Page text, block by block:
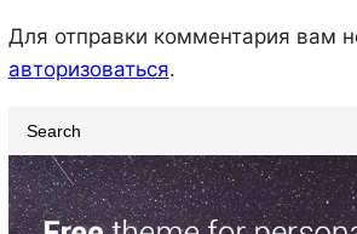
Для отправки комментария вам
авторизоваться.
e
a
r